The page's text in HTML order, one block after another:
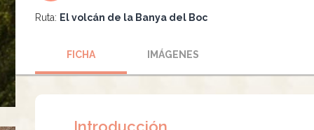
Ruta: El volcán de la Banya del Boc
FICHA IMÁGENES